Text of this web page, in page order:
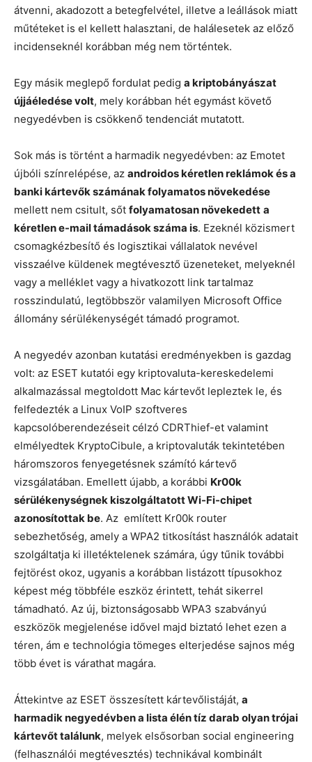
átvenni, akadozott a betegfelvétel, illetve a leállások miatt
műtéteket is el kellett halasztani, de halálesetek az előző
incidenseknél korábban még nem történtek.
Egy másik meglepő fordulat pedig a kriptobányászat
újjáéledése volt, mely korábban hét egymást követő
negyedévben is csökkenő tendenciát mutatott.
Sok más is történt a harmadik negyedévben: az Emotet
újbóli színrelépése, az androidos kéretlen reklámok és a
banki kártevők számának folyamatos növekedése
mellett nem csitult, sőt folyamatosan növekedett a
kéretlen e-mail támadások száma is. Ezeknél közismert
csomagkézbesítő és logisztikai vállalatok nevével
visszaélve küldenek megtévesztő üzeneteket, melyeknél
vagy a melléklet vagy a hivatkozott link tartalmaz
rosszindulatú, legtöbbször valamilyen Microsoft Office
állomány sérülékenységét támadó programot.
A negyedév azonban kutatási eredményekben is gazdag
volt: az ESET kutatói egy kriptovaluta-kereskedelemi
alkalmazással megtoldott Mac kártevőt lepleztek le, és
felfedezték a Linux VoIP szoftveres
kapcsolóberendezéseit célzó CDRThief-et valamint
elmélyedtek KryptoCibule, a kriptovaluták tekintetében
háromszoros fenyegetésnek számító kártevő
vizsgálatában. Emellett újabb, a korábbi Kr00k
sérülékenységnek kiszolgáltatott Wi-Fi-chipet
azonosítottak be. Az említett Kr00k router
sebezhetőség, amely a WPA2 titkosítást használók adatait
szolgáltatja ki illetéktelenek számára, úgy tűnik további
fejtörést okoz, ugyanis a korábban listázott típusokhoz
képest még többféle eszköz érintett, tehát sikerrel
támadható. Az új, biztonságosabb WPA3 szabványú
eszközök megjelenése idővel majd biztató lehet ezen a
téren, ám e technológia tömeges elterjedése sajnos még
több évet is várathat magára.
Áttekintve az ESET összesített kártevőlistáját, a
harmadik negyedévben a lista élén tíz darab olyan trójai
kártevőt találunk, melyek elsősorban social engineering
(felhasználói megtévesztés) technikával kombinált